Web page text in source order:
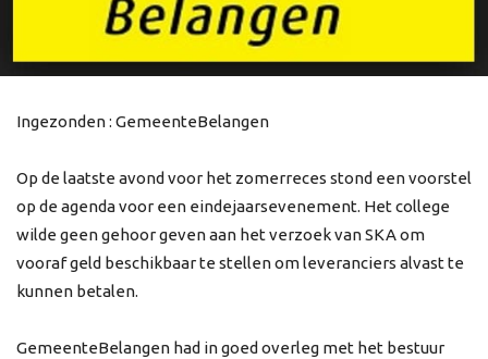
Ingezonden : GemeenteBelangen
Op de laatste avond voor het zomerreces stond een voorstel
op de agenda voor een eindejaarsevenement. Het college
wilde geen gehoor geven aan het verzoek van SKA om
vooraf geld beschikbaar te stellen om leveranciers alvast te
kunnen betalen.
GemeenteBelangen had in goed overleg met het bestuur